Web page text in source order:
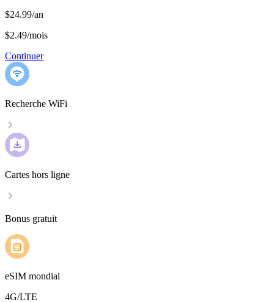
$24.99/an
$2.49/mois
Continuer
Recherche WiFi
Cartes hors ligne
Bonus gratuit
eSIM mondial
4G/LTE